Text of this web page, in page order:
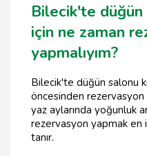
Bilecik'te
için ne zaman
yapmalıyım?
Bilecik'te düğün salonu
öncesinden rezervasyon
yaz aylarında yoğunluk
rezervasyon yapmak en
tanır.